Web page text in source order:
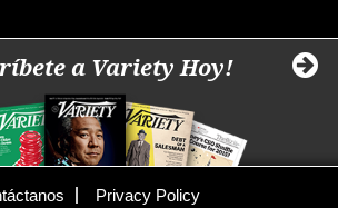
a Variety Hoy!
Privacy Policy